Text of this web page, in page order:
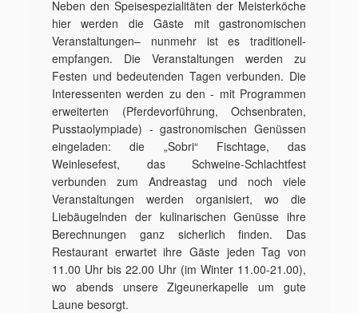
Neben den Speisespezialitäten der Meisterköche
hier werden die Gäste mit gastronomischen
Veranstaltungen– nunmehr ist es traditionell-
empfangen. Die Veranstaltungen werden zu
Festen und bedeutenden Tagen verbunden. Die
Interessenten werden zu den - mit Programmen
erweiterten (Pferdevorführung, Ochsenbraten,
Pusstaolympiade) - gastronomischen Genüssen
eingeladen: die „Sobri“ Fischtage, das
Weinlesefest, das Schweine-Schlachtfest
verbunden zum Andreastag und noch viele
Veranstaltungen werden organisiert, wo die
Liebäugelnden der kulinarischen Genüsse ihre
Berechnungen ganz sicherlich finden. Das
Restaurant erwartet ihre Gäste jeden Tag von
11.00 Uhr bis 22.00 Uhr (im Winter 11.00-21.00),
wo abends unsere Zigeunerkapelle um gute
Laune besorgt.